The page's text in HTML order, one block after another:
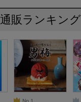
通販ランキング